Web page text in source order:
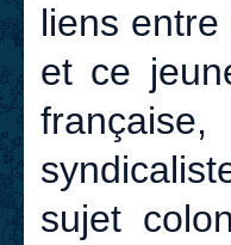
liens
et ce
sujet